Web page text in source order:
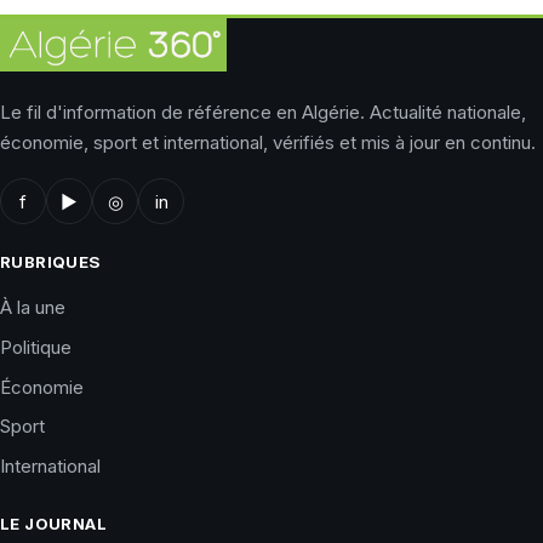
Le fil d'information de référence en Algérie. Actualité nationale,
économie, sport et international, vérifiés et mis à jour en continu.
f ▶ ◎ in
RUBRIQUES
À la une
Politique
Économie
Sport
International
LE JOURNAL